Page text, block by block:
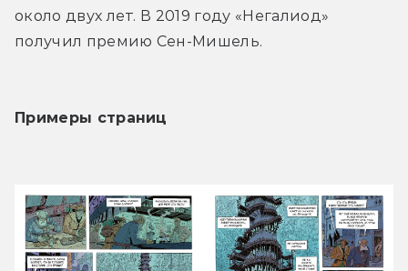
около двух лет. В 2019 году «Негалиод»
получил премию Сен-Мишель.
Примеры страниц